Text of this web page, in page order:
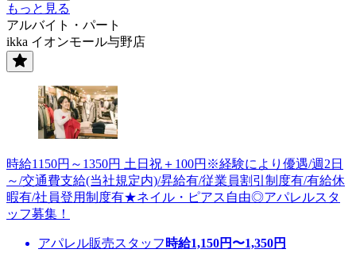
もっと見る
アルバイト・パート
ikka イオンモール与野店
時給1150円～1350円 土日祝＋100円※経験により優遇/週2日
～/交通費支給(当社規定内)/昇給有/従業員割引制度有/有給休
暇有/社員登用制度有★ネイル・ピアス自由◎アパレルスタ
ッフ募集！
アパレル販売スタッフ 時給1,150円〜1,350円